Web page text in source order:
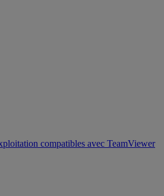
compatibles avec TeamViewer